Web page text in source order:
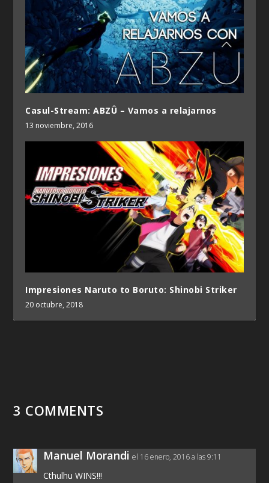
Casul-Stream: ABZÛ – Vamos a relajarnos
13 noviembre, 2016
Impresiones Naruto to Boruto: Shinobi Striker
20 octubre, 2018
3 COMMENTS
Manuel Morandi el 16 enero, 2016 a las 9:11
Cthulhu WINS!!!